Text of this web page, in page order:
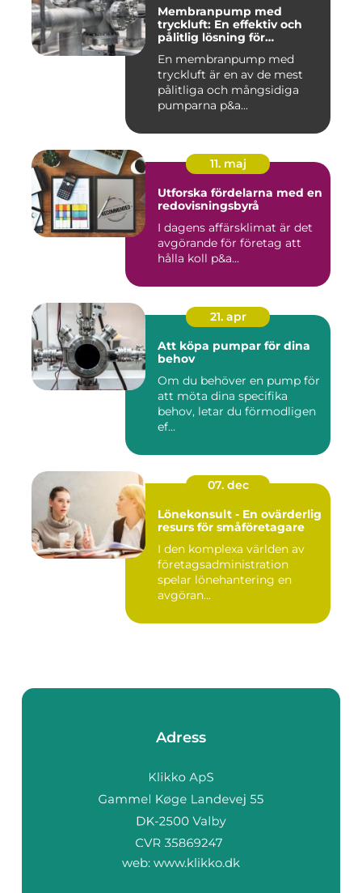
Membranpump med
tryckluft: En effektiv och
pålitlig lösning för
En membranpump med
tryckluft är en av de mest
pålitliga och mångsidiga
pumparna p&a...
11. maj
Utforska fördelarna med en
redovisningsbyrå
I dagens affärsklimat är det
avgörande för företag att
hålla koll p&a...
21. apr
Att köpa pumpar för dina
behov
Om du behöver en pump för
att möta dina specifika
behov, letar du förmodligen
ef...
07. dec
Lönekonsult - En ovärderlig
resurs för småföretagare
I den komplexa världen av
företagsadministration
spelar lönehantering en
avgöran...
Adress
web: www.klikko.dk